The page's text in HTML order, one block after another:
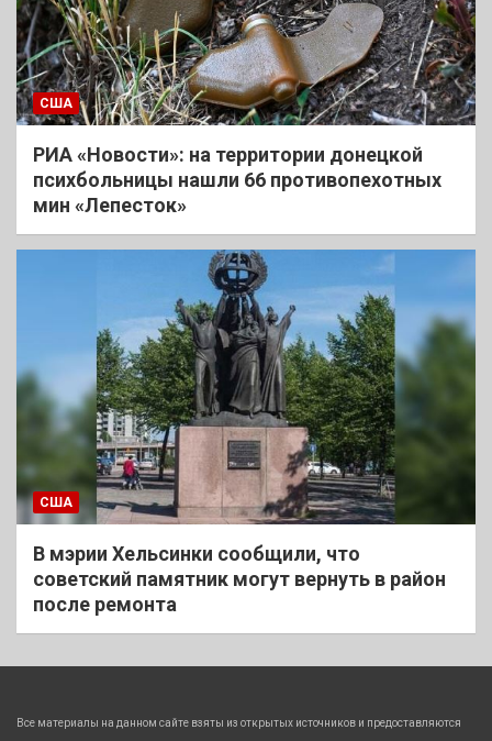
США
РИА «Новости»: на территории донецкой
психбольницы нашли 66 противопехотных
мин «Лепесток»
США
В мэрии Хельсинки сообщили, что
советский памятник могут вернуть в район
после ремонта
Все материалы на данном сайте взяты из открытых источников и предоставляются